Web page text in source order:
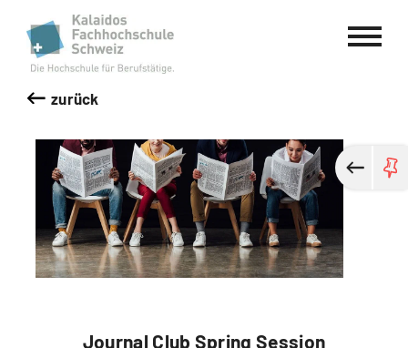
Kalaidos Fachhochschule Schweiz
zurück
Journal Club Spring Session